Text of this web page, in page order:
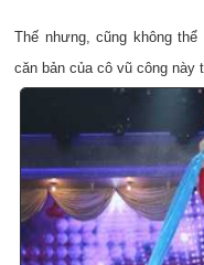
Thế nhưng, cũng không
căn bản của cô vũ công này